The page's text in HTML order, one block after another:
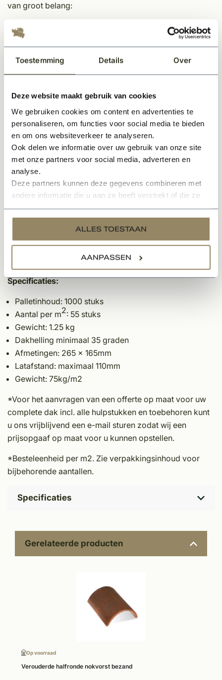
Toestemming Details Over
Deze website maakt gebruik van cookies
We gebruiken cookies om content en advertenties te
personaliseren, om functies voor social media te bieden
en om ons websiteverkeer te analyseren.
Ook delen we informatie over uw gebruik van onze site
met onze partners voor social media, adverteren en
analyse.
Deze partners kunnen deze gegevens combineren met
andere informatie die u aan ze heeft verstrekt of die ze
services.
ALLES TOESTAAN
AANPASSEN
van groot belang:
-het water opnemend vermogen
-porositeit
-kleurechtheid
-geen kunstmatige uitstraling
-gemakkelijk te verwerken (in tegenstelling tot oude
slecht te verwerken zijn)
Bovengenoemde punten hebben bij dit proces extra
aandacht gekregen om zo een kwalitatief hoogwaardig
product af te kunnen leveren.
Deze tegelpan is verkrijgbaar in verschillende kleuren.
Elke kleur is uniek en zorgt voor een prachtige natuurlijk
verouderde look. U kunt deze kleur ook met elkaar
creëren. Dit product is volledig getest en voorzien van
alle benodigde certificaten waardoor deze dakpan
volledig voldoet aan de gestelde bouwnormen en eisen.
Specificaties:
Palletinhoud: 1000 stuks
Aantal per m2: 55 stuks
Gewicht: 1.25 kg
Dakhelling minimaal 35 graden
Afmetingen: 265 x 165mm
Latafstand: maximaal 110mm
Gewicht: 75kg/m2
*Voor het aanvragen van een offerte op maat voor uw
complete dak incl. alle hulpstukken en toebehoren kunt
u ons vrijblijvend een e-mail sturen zodat wij een
prijsopgaaf op maat voor u kunnen opstellen.
*Besteleenheid per m2. Zie verpakkingsinhoud voor
bijbehorende aantallen.
Specificaties
Gerelateerde producten
Op voorraad
Verouderde halfronde nokvorst bezand